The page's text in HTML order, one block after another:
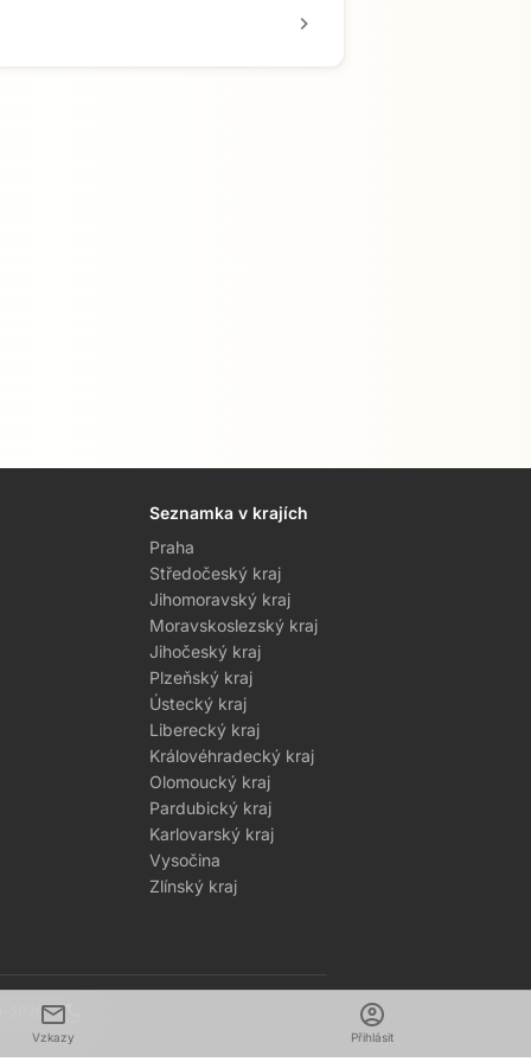
mail
Vzkazy
account_circle
Přihlásit
chevron_right
Seznamka v krajích
Praha
Středočeský kraj
Jihomoravský kraj
Moravskoslezský kraj
Jihočeský kraj
Plzeňský kraj
Ústecký kraj
Liberecký kraj
Královéhradecký kraj
Olomoucký kraj
Pardubický kraj
Karlovarský kraj
Vysočina
Zlínský kraj
dark_mode